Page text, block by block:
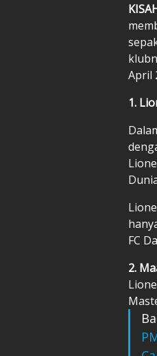
April
1.
FC
2.